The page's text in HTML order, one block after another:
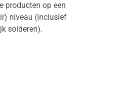
producten op een
niveau (inclusief
solderen).